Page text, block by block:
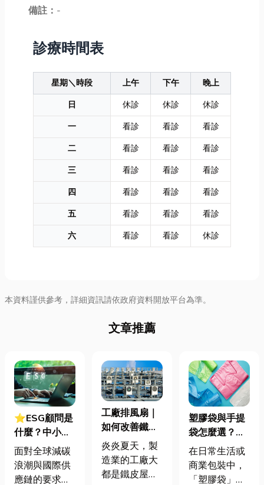
備註： -
診療時間表
星期＼時段 上午 下午
晚上
日
休診 休診
休診
一
看診 看診
看診
二
看診 看診
看診
三
看診 看診
看診
四
看診 看診
看診
五
看診 看診
看診
六
看診 看診 休診
本資料謹供參考，詳細資訊請依政府資料開放平台為準。
文章推薦
⭐ESG顧問是
什麼？中小企
業挑選四大永
續顧問服務的
實用指南
面對全球減碳
浪潮與國際供
應鏈的要求，
工廠排風扇｜
如何改善鐵皮
屋頂廠房的溫
度
炎炎夏天，製
造業的工廠大
都是鐵皮屋
塑膠袋與手提
袋怎麼選？材
質、用途與耐
重度一次看懂
在日常生活或
商業包裝中，
「塑膠袋」與